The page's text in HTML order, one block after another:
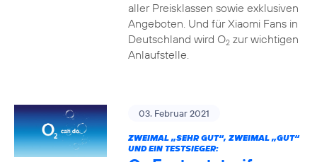
aller Preisklassen sowie exklusiven
Angeboten. Und für Xiaomi Fans in
Deutschland wird O2zur wichtigen
Anlaufstelle.
03. Februar 2021
ZWEIMAL „SEHR GUT“, ZWEIMAL „GUT“
UND EIN TESTSIEGER: